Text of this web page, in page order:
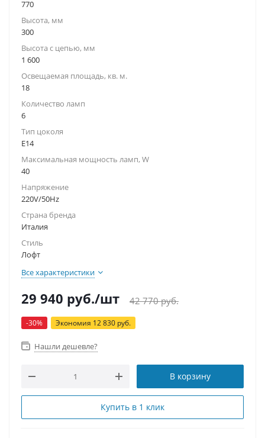
770
Высота, мм
300
Высота с цепью, мм
1 600
Освещаемая площадь, кв. м.
18
Количество ламп
6
Тип цоколя
E14
Максимальная мощность ламп, W
40
Напряжение
220V/50Hz
Страна бренда
Италия
Стиль
Лофт
Все характеристики
29 940 руб./шт 42 770руб.
-30% Экономия 12 830 руб.
Нашли дешевле?
В корзину
Купить в 1 клик